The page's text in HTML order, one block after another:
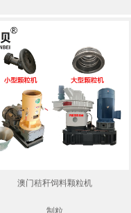
澳门秸秆饲料颗粒机
制粒